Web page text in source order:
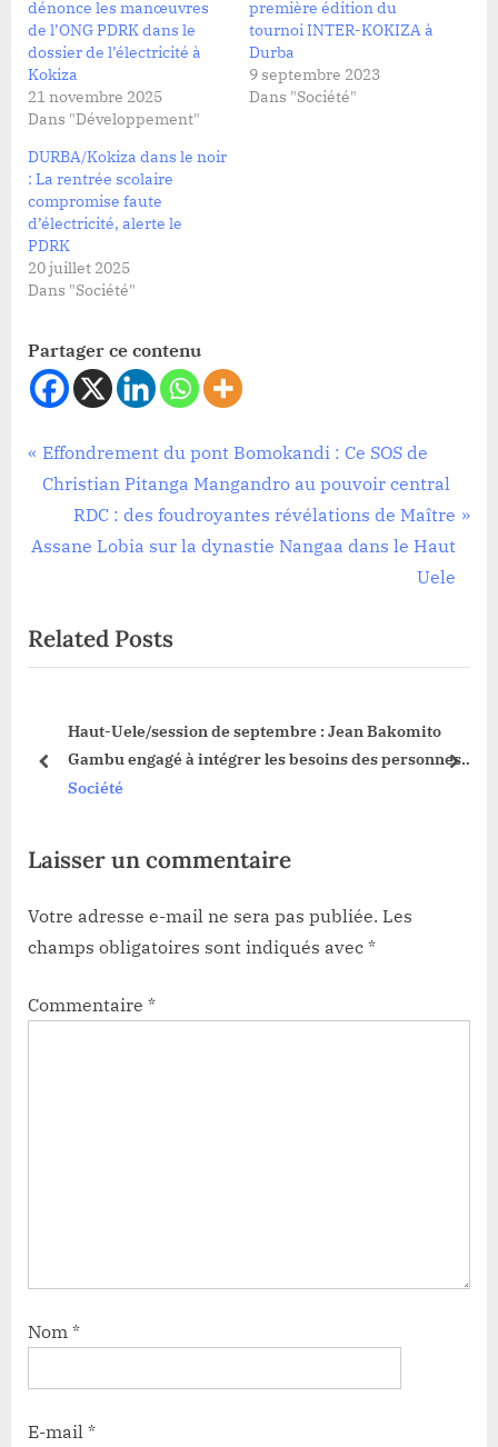
dénonce les manœuvres
de l’ONG PDRK dans le
dossier de l’électricité à
Kokiza
21 novembre 2025
Dans "Développement"
première édition du
tournoi INTER-KOKIZA à
Durba
9 septembre 2023
Dans "Société"
DURBA/Kokiza dans le noir
: La rentrée scolaire
compromise faute
d’électricité, alerte le
PDRK
20 juillet 2025
Dans "Société"
Partager ce contenu
Société
Navigation
l’article
P
r
v
u
s
s
Effondrement du pont Bomokandi : Ce SOS de
Christian Pitanga Mangandro au pouvoir central
N
e
P
o
t
:
RDC : des foudroyantes révélations de Maître
Assane Lobia sur la dynastie Nangaa dans le Haut
Uele
Related Posts
Haut-Uele/session de septembre : Jean Bakomito
Gambu engagé à intégrer les besoins des personnes
vivant avec handicap dans les prévisions budgétaires
Société
prev next
Laisser un commentaire
Votre adresse e-mail ne sera pas publiée. Les
champs obligatoires sont indiqués avec *
Commentaire *
Nom *
E-mail *